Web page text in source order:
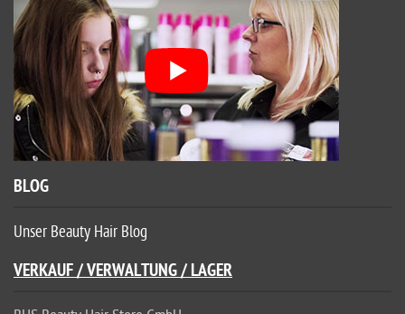
BLOG
Unser Beauty Hair Blog
VERKAUF / VERWALTUNG / LAGER